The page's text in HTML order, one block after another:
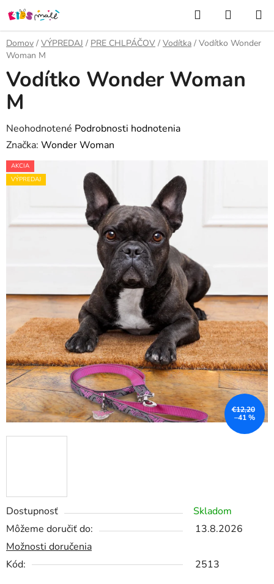
Prejsť
na
obsah
Hľadať
KOŠÍK
Domov / VÝPREDAJ / PRE CHLPÁČOV / Vodítka / Vodítko Wonder
Woman M
Dostupnosť
Skladom
Môžeme doručiť do:
13.8.2026
Možnosti doručenia
Kód:
2513
Vodítko Wonder Woman
M
Priemerné
hodnotenie
produktu
je
5
Neohodnotené Podrobnosti hodnotenia
Značka: Wonder Woman
AKCIA
VÝPREDAJ
€12,20
–41 %